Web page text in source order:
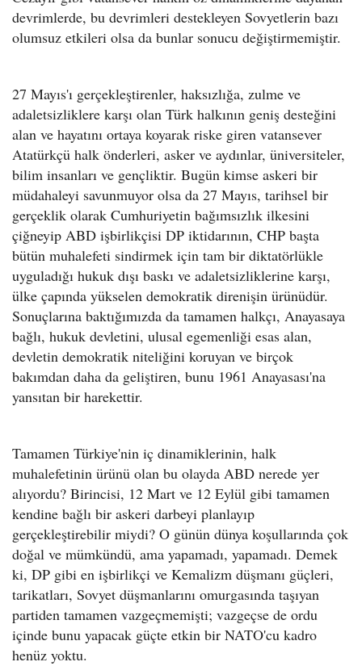
devrimlerde, bu devrimleri destekleyen Sovyetlerin bazı
olumsuz etkileri olsa da bunlar sonucu değiştirmemiştir.
27 Mayıs'ı gerçekleştirenler, haksızlığa, zulme ve
adaletsizliklere karşı olan Türk halkının geniş desteğini
alan ve hayatını ortaya koyarak riske giren vatansever
Atatürkçü halk önderleri, asker ve aydınlar, üniversiteler,
bilim insanları ve gençliktir. Bugün kimse askeri bir
müdahaleyi savunmuyor olsa da 27 Mayıs, tarihsel bir
gerçeklik olarak Cumhuriyetin bağımsızlık ilkesini
çiğneyip ABD işbirlikçisi DP iktidarının, CHP başta
bütün muhalefeti sindirmek için tam bir diktatörlükle
uyguladığı hukuk dışı baskı ve adaletsizliklerine karşı,
ülke çapında yükselen demokratik direnişin ürünüdür.
Sonuçlarına baktığımızda da tamamen halkçı, Anayasaya
bağlı, hukuk devletini, ulusal egemenliği esas alan,
devletin demokratik niteliğini koruyan ve birçok
bakımdan daha da geliştiren, bunu 1961 Anayasası'na
yansıtan bir harekettir.
Tamamen Türkiye'nin iç dinamiklerinin, halk
muhalefetinin ürünü olan bu olayda ABD nerede yer
alıyordu? Birincisi, 12 Mart ve 12 Eylül gibi tamamen
kendine bağlı bir askeri darbeyi planlayıp
gerçekleştirebilir miydi? O günün dünya koşullarında çok
doğal ve mümkündü, ama yapamadı, yapamadı. Demek
ki, DP gibi en işbirlikçi ve Kemalizm düşmanı güçleri,
tarikatları, Sovyet düşmanlarını omurgasında taşıyan
partiden tamamen vazgeçmemişti; vazgeçse de ordu
içinde bunu yapacak güçte etkin bir NATO'cu kadro
henüz yoktu.